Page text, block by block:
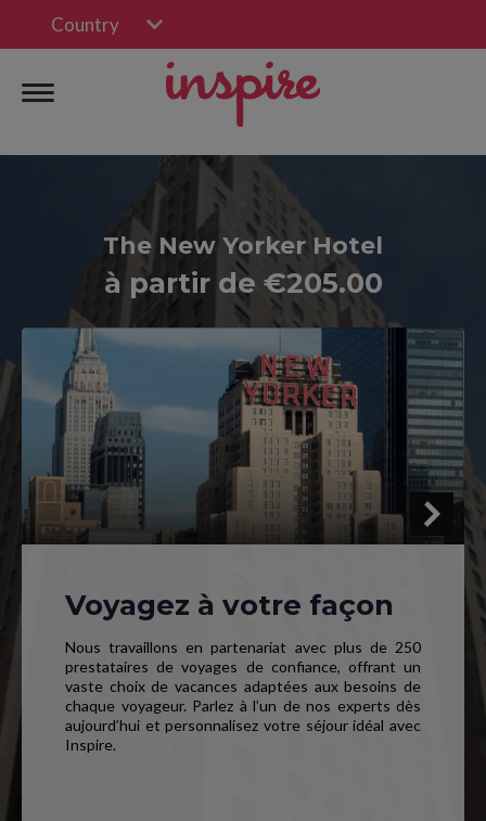
Country
The New Yorker Hotel
à partir de €205.00
Voyagez à votre façon
Nous travaillons en partenariat avec plus de 250
prestataires de voyages de confiance, offrant un
vaste choix de vacances adaptées aux besoins de
chaque voyageur. Parlez à l’un de nos experts dès
aujourd’hui et personnalisez votre séjour idéal avec
Inspire.